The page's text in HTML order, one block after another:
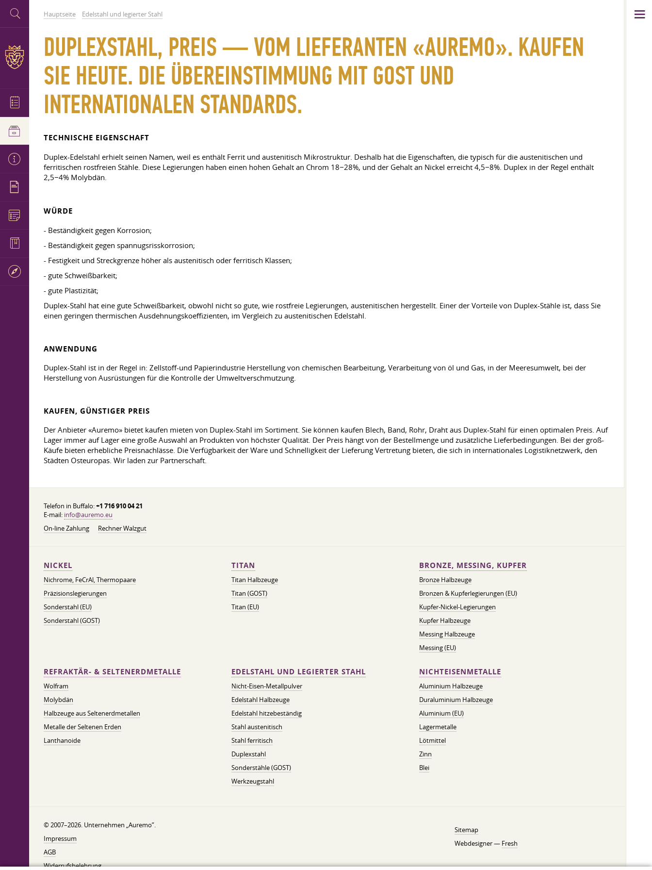
Hauptseite Edelstahl und legierter Stahl
DUPLEXSTAHL, PREIS — VOM LIEFERANTEN «AUREMO». KAUFEN
SIE HEUTE. DIE ÜBEREINSTIMMUNG MIT GOST UND
INTERNATIONALEN STANDARDS.
TECHNISCHE EIGENSCHAFT
Duplex-Edelstahl erhielt seinen Namen, weil es enthält Ferrit und austenitisch Mikrostruktur. Deshalb hat die Eigenschaften, die typisch für die austenitischen und
ferritischen rostfreien Stähle. Diese Legierungen haben einen hohen Gehalt an Chrom 18−28%, und der Gehalt an Nickel erreicht 4,5−8%. Duplex in der Regel enthält
2,5−4% Molybdän.
WÜRDE
- Beständigkeit gegen Korrosion;
- Beständigkeit gegen spannugsrisskorrosion;
- Festigkeit und Streckgrenze höher als austenitisch oder ferritisch Klassen;
- gute Schweißbarkeit;
- gute Plastizität;
Duplex-Stahl hat eine gute Schweißbarkeit, obwohl nicht so gute, wie rostfreie Legierungen, austenitischen hergestellt. Einer der Vorteile von Duplex-Stähle ist, dass Sie
einen geringen thermischen Ausdehnungskoeffizienten, im Vergleich zu austenitischen Edelstahl.
ANWENDUNG
Duplex-Stahl ist in der Regel in: Zellstoff-und Papierindustrie Herstellung von chemischen Bearbeitung, Verarbeitung von öl und Gas, in der Meeresumwelt, bei der
Herstellung von Ausrüstungen für die Kontrolle der Umweltverschmutzung.
KAUFEN, GÜNSTIGER PREIS
Der Anbieter «Auremo» bietet kaufen mieten von Duplex-Stahl im Sortiment. Sie können kaufen Blech, Band, Rohr, Draht aus Duplex-Stahl für einen optimalen Preis. Auf
Lager immer auf Lager eine große Auswahl an Produkten von höchster Qualität. Der Preis hängt von der Bestellmenge und zusätzliche Lieferbedingungen. Bei der groß-
Käufe bieten erhebliche Preisnachlässe. Die Verfügbarkeit der Ware und Schnelligkeit der Lieferung Vertretung bieten, die sich in internationales Logistiknetzwerk, den
Städten Osteuropas. Wir laden zur Partnerschaft.
Telefon in Buffalo:+1 716 910 04 21
E-mail: info@auremo.eu
On-line Zahlung
Rechner Walzgut
NICKEL
Nichrome, FeСrAl, ​​Thermopaare
Präzisionslegierungen
Sonderstahl (EU)
Sonderstahl (GOST)
TITAN
Titan Halbzeuge
Titan (GOST)
Titan (EU)
BRONZE, MESSING, KUPFER
Bronze Halbzeuge
Bronzen & Kupferlegierungen (EU)
Kupfer-Nickel-Legierungen
Kupfer Halbzeuge
Messing Halbzeuge
Messing (EU)
REFRAKTÄR- & SELTENERDMETALLE
Wolfram
Molybdän
Halbzeuge aus Seltenerdmetallen
Metalle der Seltenen Erden
Lanthanoide
EDELSTAHL UND LEGIERTER STAHL
Nicht-Eisen-Metallpulver
Edelstahl Halbzeuge
Edelstahl hitzebeständig
Stahl austenitisch
Stahl ferritisch
Duplexstahl
Sonderstähle (GOST)
Werkzeugstahl
NICHTEISENMETALLE
Aluminium Halbzeuge
Duraluminium Halbzeuge
Aluminium (EU)
Lagermetalle
Lötmittel
Zinn
Blei
© 2007–2026. Unternehmen „Auremo”.
Impressum
AGB
Widerrufsbelehrung
Sitemap
Webdesigner — Fresh